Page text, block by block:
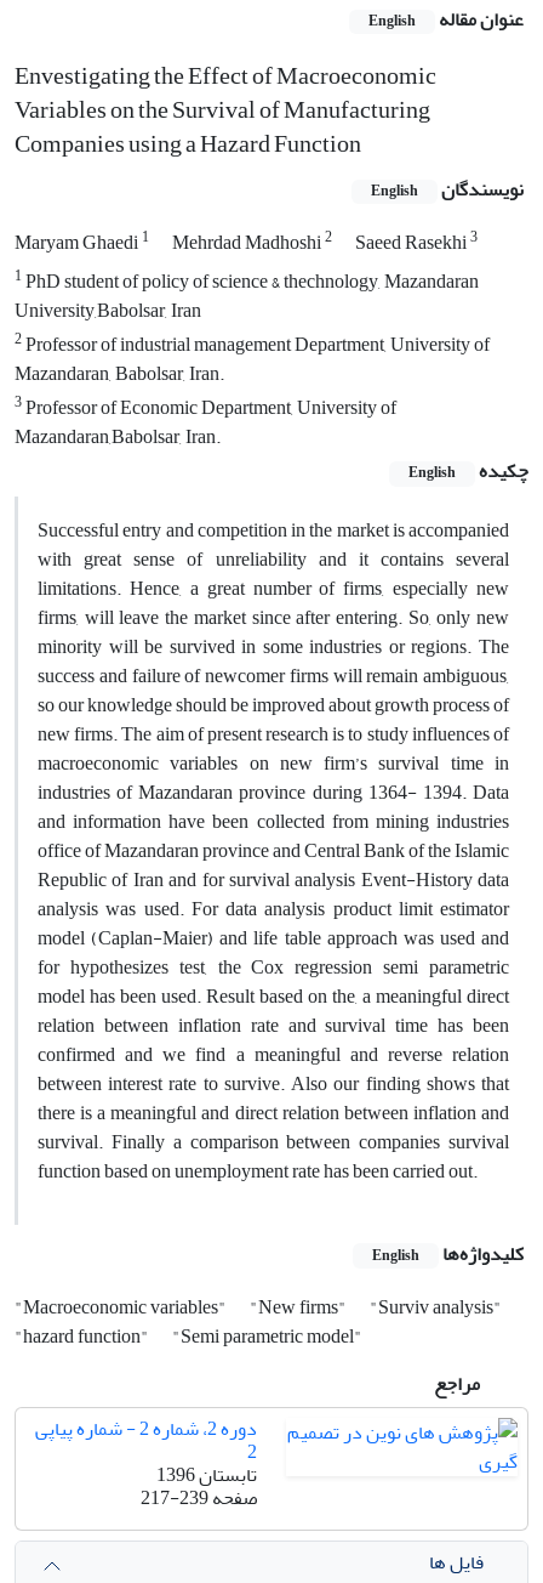
عنوان مقاله English
Envestigating the Effect of Macroeconomic
Variables on the Survival of Manufacturing
Companies using a Hazard Function
نویسندگان English
Maryam Ghaedi1 Mehrdad Madhoshi2 Saeed Rasekhi3
1PhD student of policy of science & thechnology, Mazandaran
University,Babolsar, Iran
2Professor of industrial management Department, University of
Mazandaran, Babolsar, Iran.
3Professor of Economic Department, University of
Mazandaran,Babolsar, Iran.
چکیده
English
Successful entry and competition in the market is accompanied
with great sense of unreliability and it contains several
limitations. Hence, a great number of firms, especially new
firms, will leave the market since after entering. So, only new
minority will be survived in some industries or regions. The
success and failure of newcomer firms will remain ambiguous,
so our knowledge should be improved about growth process of
new firms. The aim of present research is to study influences of
macroeconomic variables on new firm’s survival time in
industries of Mazandaran province during 1364- 1394. Data
and information have been collected from mining industries
office of Mazandaran province and Central Bank of the Islamic
Republic of Iran and for survival analysis Event-History data
analysis was used. For data analysis product limit estimator
model (Caplan-Maier) and life table approach was used and
for hypothesizes test, the Cox regression semi parametric
model has been used. Result based on the, a meaningful direct
relation between inflation rate and survival time has been
confirmed and we find a meaningful and reverse relation
between interest rate to survive. Also our finding shows that
there is a meaningful and direct relation between inflation and
survival. Finally a comparison between companies survival
function based on unemployment rate has been carried out.
کلیدواژه‌ها English
"Macroeconomic variables" "New firms"
"Surviv analysis"
"hazard function"
"Semi parametric model"
مراجع
دوره 2، شماره 2 - شماره پیاپی
2
تابستان 1396
صفحه217-239
فایل ها